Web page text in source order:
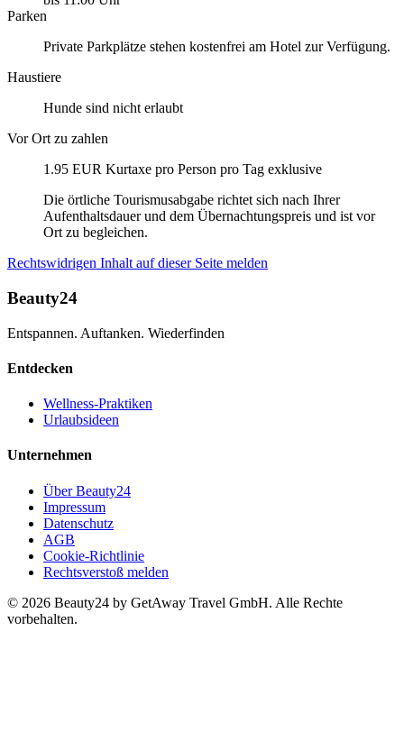
Parken
Private Parkplätze stehen kostenfrei am Hotel zur Verfügung.
Haustiere
Hunde sind nicht erlaubt
Vor Ort zu zahlen
1.95 EUR Kurtaxe pro Person pro Tag exklusive
Die örtliche Tourismusabgabe richtet sich nach Ihrer
Aufenthaltsdauer und dem Übernachtungspreis und ist vor
Ort zu begleichen.
Rechtswidrigen Inhalt auf dieser Seite melden
Beauty24
Entspannen. Auftanken. Wiederfinden
Entdecken
Wellness-Praktiken
Urlaubsideen
Unternehmen
Über Beauty24
Impressum
Datenschutz
AGB
Cookie-Richtlinie
Rechtsverstoß melden
© 2026 Beauty24 by GetAway Travel GmbH. Alle Rechte
vorbehalten.